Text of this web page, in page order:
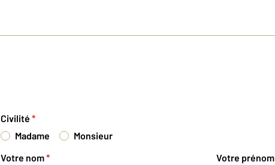
Civilité *
Madame
Monsieur
Votre nom* Votre prénom